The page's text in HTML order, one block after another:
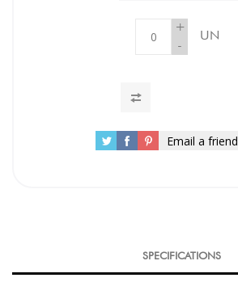
+
-
UN
Email a friend
SPECIFICATIONS